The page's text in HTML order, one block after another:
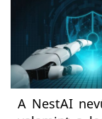
A NestAI